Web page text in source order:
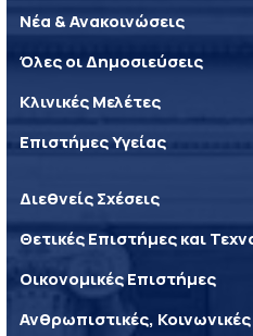
Νέα & Ανακοινώσεις
Όλες οι Δημοσιεύσεις
Κλινικές Μελέτες
Επιστήμες Υγείας
Διεθνείς Σχέσεις
Θετικές Επιστήμες και
Οικονομικές Επιστήμες
Ανθρωπιστικές,